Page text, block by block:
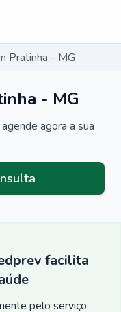
Pratinha - MG
- MG
agora a sua
facilita
pelo serviço